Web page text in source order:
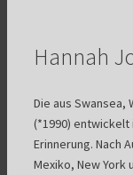
Hannah
Die aus Swansea,
(*1990) entwickelt
Erinnerung. Nach
Mexiko, New